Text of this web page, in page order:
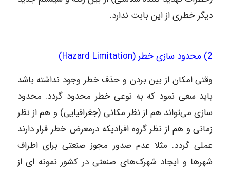
دیگر خطری از این بابت ندارد.
2) محدود سازی خطر (Hazard Limitation)
وقتی امکان از بین بردن و حذف خطر وجود نداشته باشد
باید سعی نمود که به نوعی خطر محدود گردد. محدود
سازی می‌تواند هم از نظر مکانی (جغرافیایی) و هم از نظر
زمانی و هم از نظر گروه افرادیکه درمعرض خطر قرار دارند
عملی گردد. مثلا عدم صدور مجوز صنعتی برای اطراف
شهر‌ها و ایجاد شهرک‌های صنعتی در کشور نمونه ای از